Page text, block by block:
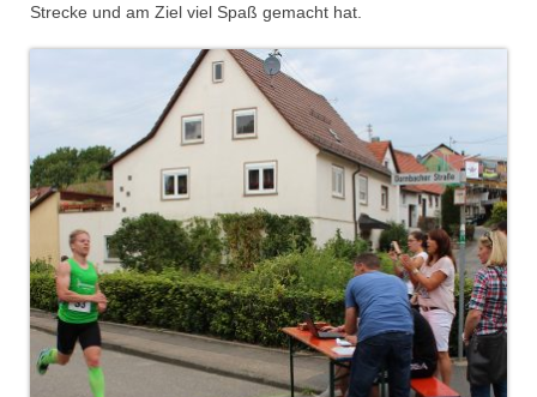
Strecke und am Ziel viel Spaß gemacht hat.